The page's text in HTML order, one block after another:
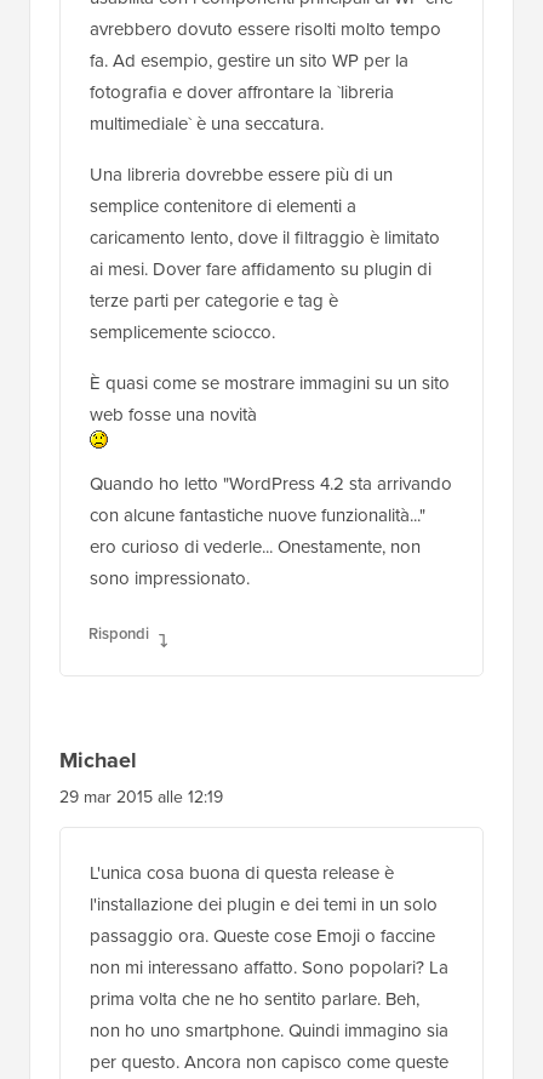
avrebbero dovuto essere risolti molto tempo
fa. Ad esempio, gestire un sito WP per la
fotografia e dover affrontare la `libreria
multimediale` è una seccatura.
Una libreria dovrebbe essere più di un
semplice contenitore di elementi a
caricamento lento, dove il filtraggio è limitato
ai mesi. Dover fare affidamento su plugin di
terze parti per categorie e tag è
semplicemente sciocco.
È quasi come se mostrare immagini su un sito
web fosse una novità
Quando ho letto "WordPress 4.2 sta arrivando
con alcune fantastiche nuove funzionalità..."
ero curioso di vederle... Onestamente, non
sono impressionato.
Rispondi
Michael
29 mar 2015 alle 12:19
L'unica cosa buona di questa release è
l'installazione dei plugin e dei temi in un solo
passaggio ora. Queste cose Emoji o faccine
non mi interessano affatto. Sono popolari? La
prima volta che ne ho sentito parlare. Beh,
non ho uno smartphone. Quindi immagino sia
per questo. Ancora non capisco come queste